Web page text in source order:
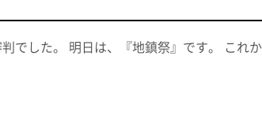
でした。 明日は、『地鎮祭』です。 これか